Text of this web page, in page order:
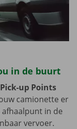
in de buurt
up Points
camionette er
afhaalpunt in de
vervoer.